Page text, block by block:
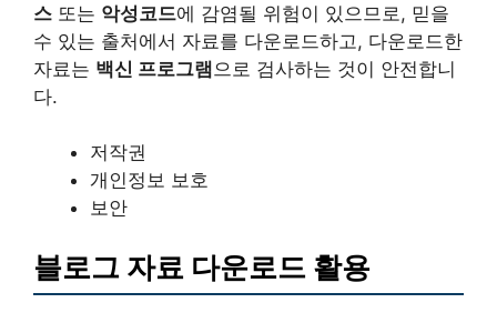
스 또는 악성코드에 감염될 위험이 있으므로, 믿을
수 있는 출처에서 자료를 다운로드하고, 다운로드한
자료는 백신 프로그램으로 검사하는 것이 안전합니
다.
저작권
개인정보 보호
보안
블로그 자료 다운로드 활용